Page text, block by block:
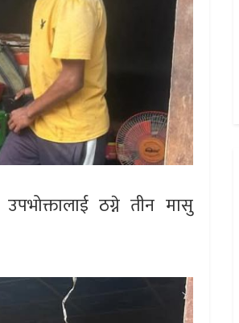
ठग्ने तीन मासु